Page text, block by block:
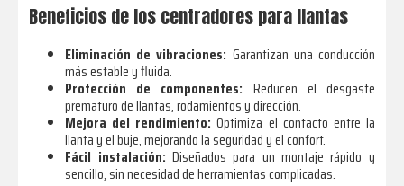
Beneficios de los centradores para llantas
Eliminación de vibraciones: Garantizan una conducción
más estable y fluida.
Protección de componentes: Reducen el desgaste
prematuro de llantas, rodamientos y dirección.
Mejora del rendimiento: Optimiza el contacto entre la
llanta y el buje, mejorando la seguridad y el confort.
Fácil instalación: Diseñados para un montaje rápido y
sencillo, sin necesidad de herramientas complicadas.